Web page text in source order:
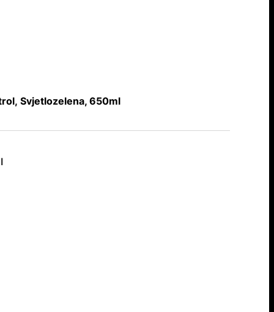
Svjetlozelena, 650ml